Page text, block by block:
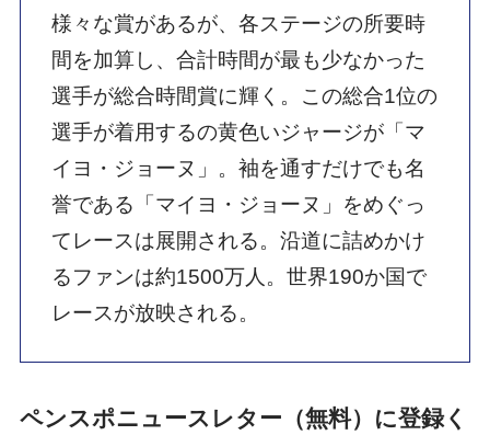
様々な賞があるが、各ステージの所要時
間を加算し、合計時間が最も少なかった
選手が総合時間賞に輝く。この総合1位の
選手が着用するの黄色いジャージが「マ
イヨ・ジョーヌ」。袖を通すだけでも名
誉である「マイヨ・ジョーヌ」をめぐっ
てレースは展開される。沿道に詰めかけ
るファンは約1500万人。世界190か国で
レースが放映される。
ペンスポニュースレター（無料）に登録く